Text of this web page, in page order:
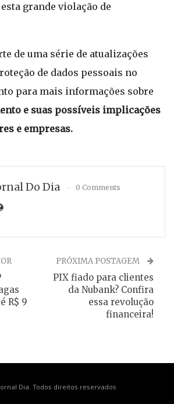
grande violação de
de uma série de atualizações
de dados pessoais no
para mais informações sobre
e suas possíveis implicações
e empresas.
Do Dia 0 Comments
R$ 9
PRÓXIMA POSTAGEM
PIX fiado para clientes
da Nubank? Confira
essa revolução
financeira!
Dia. Todos direitos reservados